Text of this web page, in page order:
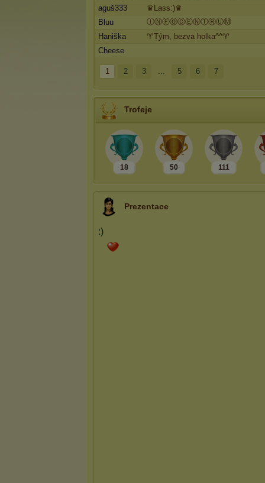
aguš333
♛Lass:)♛
Bluu
ⒾⓃⒻⓄⒸⒺⓃⓉⓇⓊⓂ
Haniška
♈Tým, bezva holka^^♈
Cheese
1 2 3 ... 5 6 7
Trofeje
18 50 111
Prezentace